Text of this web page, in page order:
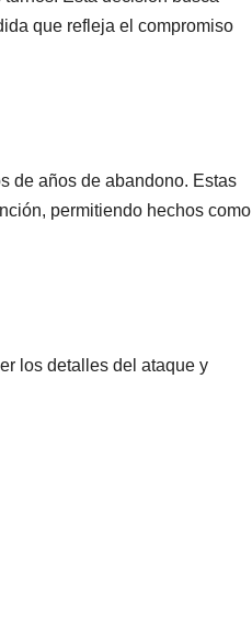
que refleja el compromiso
de años de abandono. Estas
permitiendo hechos como
los detalles del ataque y